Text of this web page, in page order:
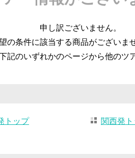
申し訳ございません。
の条件に該当する商品がございま
記のいずれかのページから他のツ
トップ 関西発